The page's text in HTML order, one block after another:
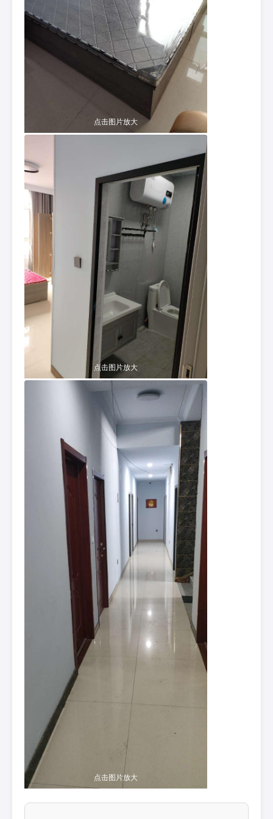
点击图片放大
点击图片放大
点击图片放大